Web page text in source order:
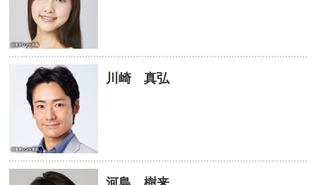
川崎 真弘